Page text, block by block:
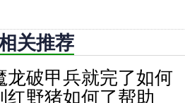
关推荐
龙破甲兵就完了如何
红野猪如何了帮助